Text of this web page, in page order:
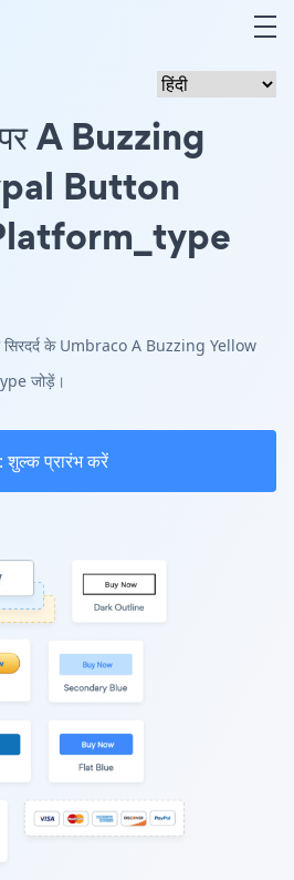
पर A Buzzing
Button
सिरदर्द के Umbraco A Buzzing Yellow
जोड़ें।
शुल्क प्रारंभ करें